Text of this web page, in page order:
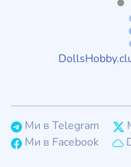
Ми в Telegram
Ми в Facebook